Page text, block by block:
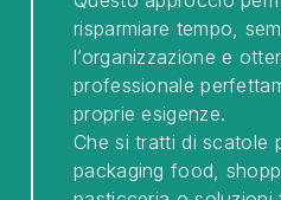
risparmiare tempo,
l’organizzazione e
professionale
proprie esigenze.
Che si tratti di scatole
packaging food,